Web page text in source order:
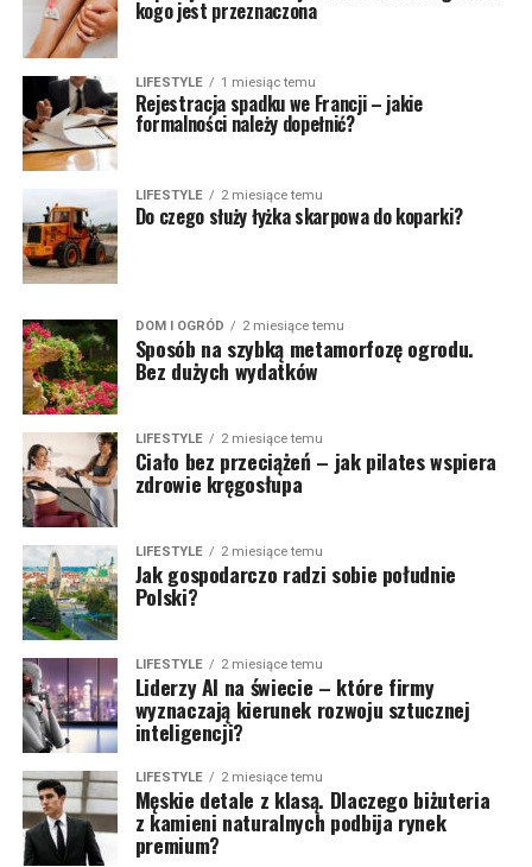
kogo jest przeznaczona
LIFESTYLE 1 miesiąc temu
Rejestracja spadku we Francji – jakie
formalności należy dopełnić?
LIFESTYLE 2 miesiące temu
Do czego służy łyżka skarpowa do koparki?
DOM I OGRÓD 2 miesiące temu
Sposób na szybką metamorfozę ogrodu.
Bez dużych wydatków
LIFESTYLE 2 miesiące temu
Ciało bez przeciążeń – jak pilates wspiera
zdrowie kręgosłupa
LIFESTYLE 2 miesiące temu
Jak gospodarczo radzi sobie południe
Polski?
LIFESTYLE 2 miesiące temu
Liderzy AI na świecie – które firmy
wyznaczają kierunek rozwoju sztucznej
inteligencji?
LIFESTYLE 2 miesiące temu
Męskie detale z klasą. Dlaczego biżuteria
z kamieni naturalnych podbija rynek
premium?